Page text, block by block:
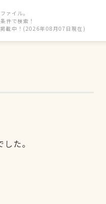
ァイル。
件で検索！
載中！(2026年08月07日現在)
た。